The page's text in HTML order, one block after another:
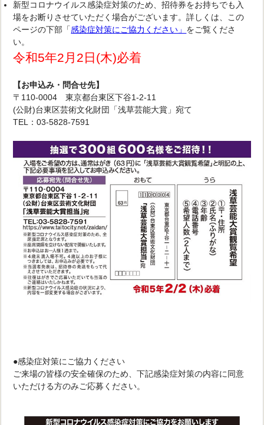
新型コロナウイルス感染症対策のため、招待券をお持ちでも入
場をお断りさせていただく場合がございます。詳しくは、この
ページの下部「感染症対策にご協力ください」 をご覧くださ
い。
令和5年2月2日(木)必着
【お申込み・問合せ先】
〒110-0004 東京都台東区下谷1-2-11
(公財)台東区芸術文化財団「浅草芸能大賞」宛て
TEL：03-5828-7591
●感染症対策にご協力ください
ご来場の皆様の安全確保のため、下記感染症対策の内容に同意
いただける方のみご応募ください。